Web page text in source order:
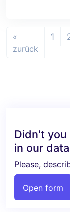
«
zurück
1
Didn't
in our
Please,
Open form